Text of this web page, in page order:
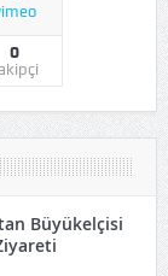
0
Büyükelçisi